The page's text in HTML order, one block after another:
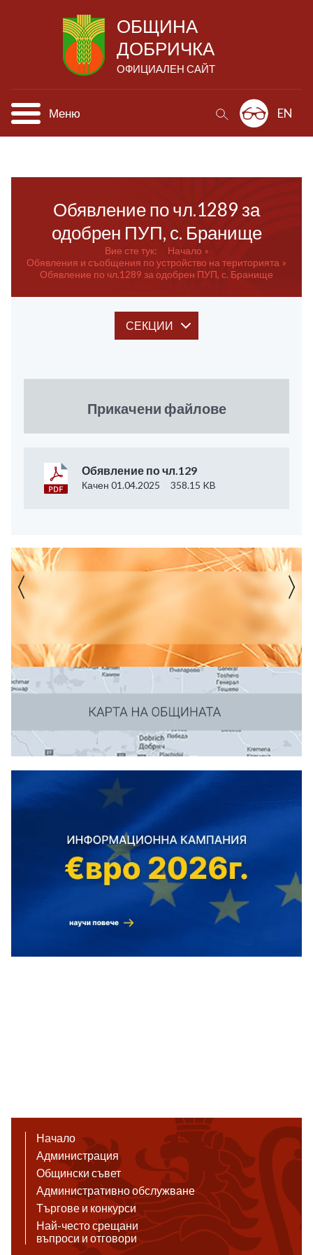
ОБЩИНА
ДОБРИЧКА
ОФИЦИАЛЕН САЙТ
Меню EN
Обявление по чл.1289 за
одобрен ПУП, с. Бранище
Вие сте тук:
Начало
Обявления и съобщения по устройство на територията
Обявление по чл.1289 за одобрен ПУП, с. Бранище
СЕКЦИИ
Прикачени файлове
Обявление по чл.129
Качен 01.04.2025 358.15 KB
Начало
Администрация
Общински съвет
Административно обслужване
Търгове и конкурси
Най-често срещани
въпроси и отговори